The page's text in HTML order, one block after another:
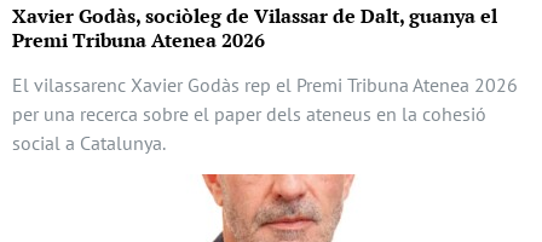
Xavier Godàs, sociòleg de Vilassar de Dalt, guanya el
Premi Tribuna Atenea 2026
El vilassarenc Xavier Godàs rep el Premi Tribuna Atenea 2026
per una recerca sobre el paper dels ateneus en la cohesió
social a Catalunya.